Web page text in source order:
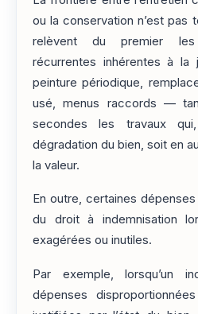
ou la conservation n’est pas
relèvent du premier les
récurrentes inhérentes à
peinture périodique,
usé, menus raccords —
secondes les travaux
dégradation du bien, soit en
la valeur.
En outre, certaines
du droit à indemnisation
exagérées ou inutiles.
Par exemple, lorsqu’un
dépenses